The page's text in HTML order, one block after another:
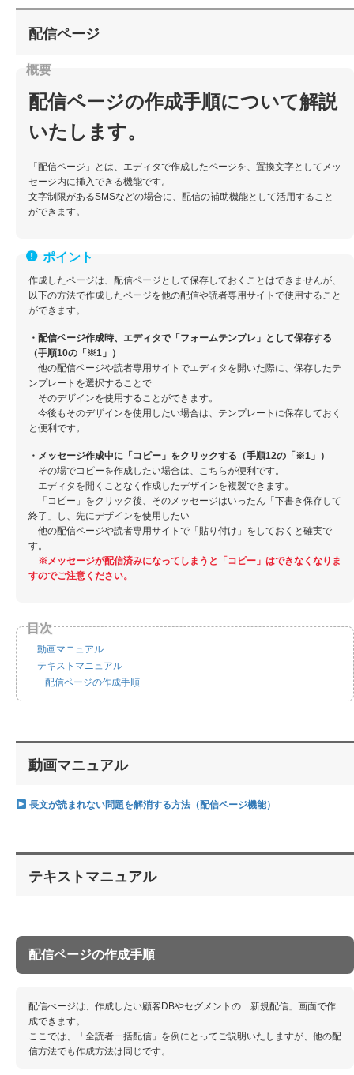
配信ページ
配信ページの作成手順について解説
いたします。
「配信ページ」とは、エディタで作成したページを、置換文字としてメッ
セージ内に挿入できる機能です。
文字制限があるSMSなどの場合に、配信の補助機能として活用すること
ができます。
作成したページは、配信ページとして保存しておくことはできませんが、
以下の方法で作成したページを他の配信や読者専用サイトで使用すること
ができます。
・配信ページ作成時、エディタで「フォームテンプレ」として保存する
（手順10の「※1」）
他の配信ページや読者専用サイトでエディタを開いた際に、保存したテ
ンプレートを選択することで
そのデザインを使用することができます。
今後もそのデザインを使用したい場合は、テンプレートに保存しておく
と便利です。
・メッセージ作成中に「コピー」をクリックする（手順12の「※1」）
その場でコピーを作成したい場合は、こちらが便利です。
エディタを開くことなく作成したデザインを複製できます。
「コピー」をクリック後、そのメッセージはいったん「下書き保存して
終了」し、先にデザインを使用したい
他の配信ページや読者専用サイトで「貼り付け」をしておくと確実で
す。
※メッセージが配信済みになってしまうと「コピー」はできなくなりま
すのでご注意ください。
動画マニュアル
テキストマニュアル
配信ページの作成手順
動画マニュアル
長文が読まれない問題を解消する方法（配信ページ機能）
テキストマニュアル
配信ページの作成手順
配信ぺージは、作成したい顧客DBやセグメントの「新規配信」画面で作
成できます。
ここでは、「全読者一括配信」を例にとってご説明いたしますが、他の配
信方法でも作成方法は同じです。